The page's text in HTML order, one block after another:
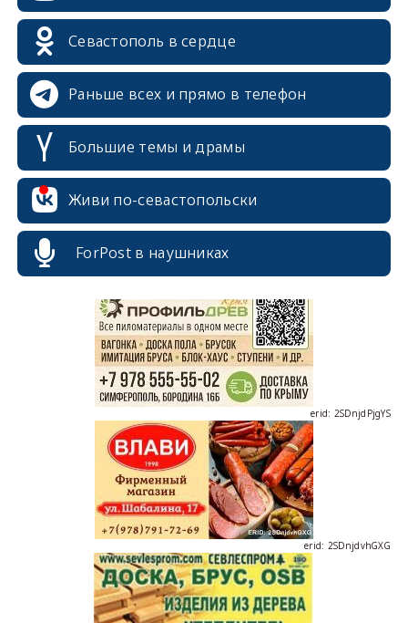
Севастополь в сердце
Раньше всех и прямо в телефон
Большие темы и драмы
Живи по-севастопольски
ForPost в наушниках
erid: 2SDnjdPjgYS
erid: 2SDnjdvhGXG